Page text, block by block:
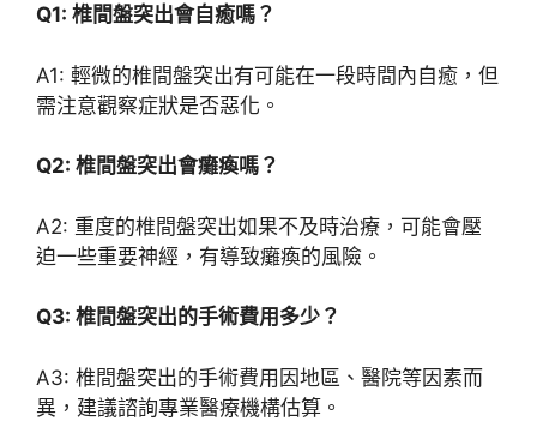
Q1: 椎間盤突出會自癒嗎？
A1: 輕微的椎間盤突出有可能在一段時間內自癒，但
需注意觀察症狀是否惡化。
Q2: 椎間盤突出會癱瘓嗎？
A2: 重度的椎間盤突出如果不及時治療，可能會壓
迫一些重要神經，有導致癱瘓的風險。
Q3: 椎間盤突出的手術費用多少？
A3: 椎間盤突出的手術費用因地區、醫院等因素而
異，建議諮詢專業醫療機構估算。